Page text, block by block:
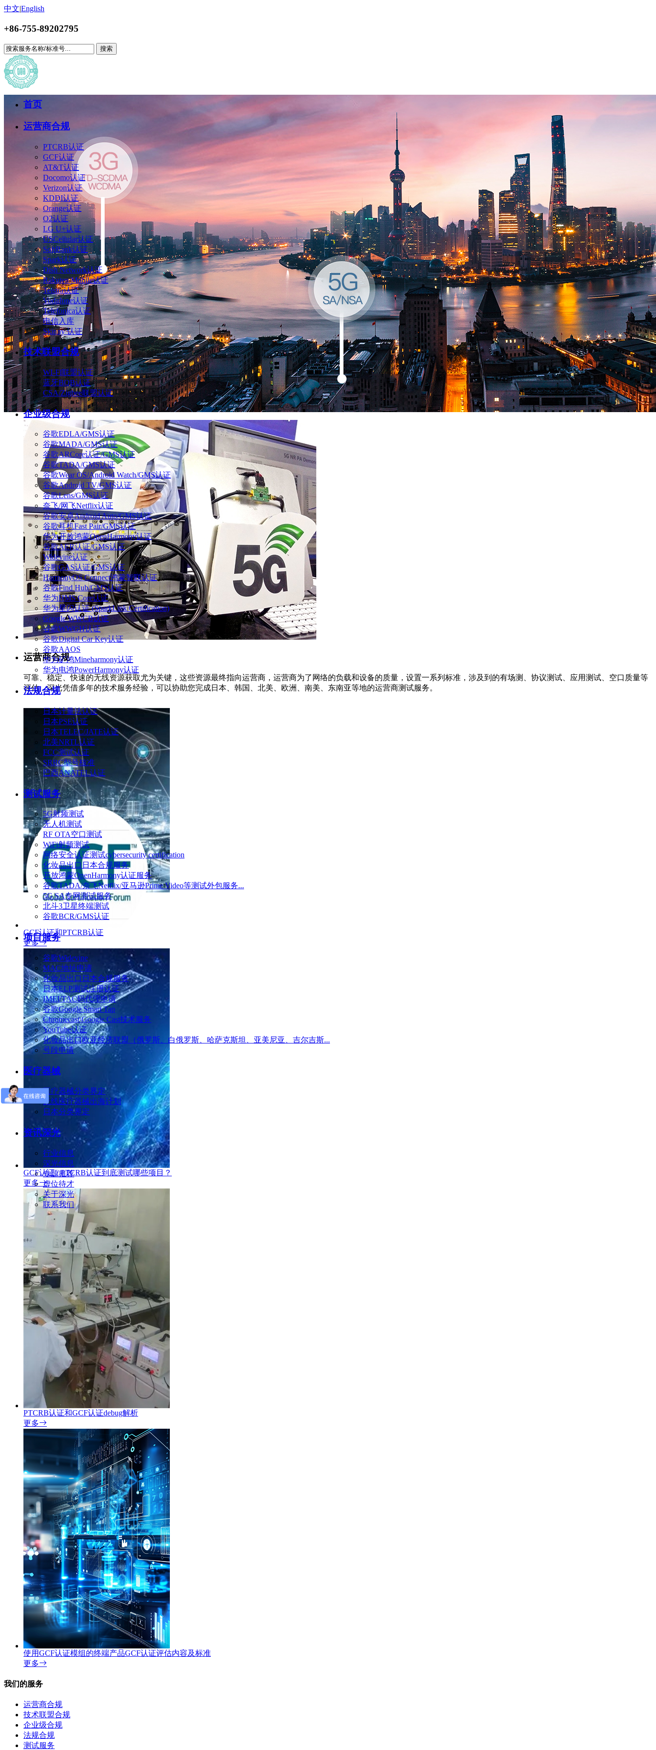
中文|English
+86-755-89202795
搜索
首页
运营商合规
PTCRB认证
GCF认证
AT&T认证
Docomo认证
Verizon认证
KDDI认证
Orange认证
O2认证
LG U+认证
USCellular认证
SoftBank认证
Spark认证
Dish Network认证
Rakuten Mobile认证
Telstra认证
Vodafone认证
Telefonica认证
电信入库
Skinny 认证
技术联盟合规
WI-FI联盟认证
蓝牙BQB认证
CSA/Zigbee联盟认证
企业级合规
谷歌EDLA/GMS认证
谷歌MADA/GMS认证
谷歌ARCore认证/GMS认证
谷歌TADA/GMS认证
谷歌Wear OS/Android Watch/GMS认证
谷歌Android TV/GMS认证
谷歌Lens/GMS认证
奈飞/网飞Netflix认证
谷歌安卓Android Auto/GMS认证
谷歌耳机Fast Pair/GMS认证
华为开放鸿蒙OpenHarmony认证
谷歌AER认证/GMS认证
Widevine认证
谷歌GAS认证/GMS认证
HarmonyOS Connect鸿蒙智联认证
谷歌Find Hub/GMS认证
华为HMS Core认证
华为星闪认证 (SparkLink Certification)
Google WWCB认证
谷歌WWGH认证
谷歌Digital Car Key认证
谷歌AAOS
华为矿鸿Mineharmony认证
华为电鸿PowerHarmony认证
法规合规
日本计量法认证
日本PSE认证
日本TELEC/JATE认证
北美NRTL认证
FCC测试认证
SRRC型号核准
巴西ANATEL认证
测试服务
5G射频测试
无人机测试
RF OTA空口测试
WiFi射频测试
网络安全认证测试cybersecurity certification
化妆品出口日本合规服务
开放鸿蒙OpenHarmony认证服务
谷歌TADA/奈飞Netflix/亚马逊Prime Video等测试外包服务...
5G SA专网测试服务
北斗3卫星终端测试
谷歌BCR/GMS认证
项目服务
谷歌Widevine
MAC地址申请
化妆品出口日本合规服务
日本ELP测试注册认证
IMEI/TAC码代理申请
谷歌Google Smart Tap
Chromecast\Google Cast技术服务
YouTube认证
化妆品出口欧亚经济联盟（俄罗斯、白俄罗斯、哈萨克斯坦、亚美尼亚、吉尔吉斯...
号段申请
医疗器械
医疗器械分类界定
无线医疗器械出海计划
日本分类界定
资讯深光
行业信息
深光信息
专题推荐
虚位待才
关于深光
联系我们
运营商合规
可靠、稳定、快速的无线资源获取尤为关键，这些资源最终指向运营商，运营商为了网络的负载和设备的质量，设置一系列标准，涉及到的有场测、协议测试、应用测试、空口质量等
评估，深光凭借多年的技术服务经验，可以协助您完成日本、韩国、北美、欧洲、南美、东南亚等地的运营商测试服务。
GCF认证和PTCRB认证
更多
GCF认证 / PTCRB认证到底测试哪些项目？
更多
PTCRB认证和GCF认证debug解析
更多
使用GCF认证模组的终端产品GCF认证评估内容及标准
更多
我们的服务
运营商合规
技术联盟合规
企业级合规
法规合规
测试服务